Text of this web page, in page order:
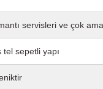
servisleri ve çok
sepetli yapı